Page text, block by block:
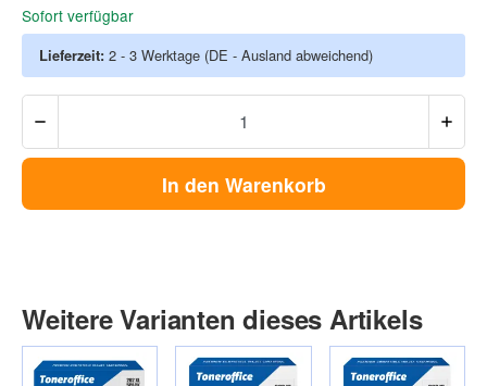
Sofort verfügbar
Lieferzeit: 2 - 3 Werktage (DE - Ausland abweichend)
In den Warenkorb
Weitere Varianten dieses Artikels